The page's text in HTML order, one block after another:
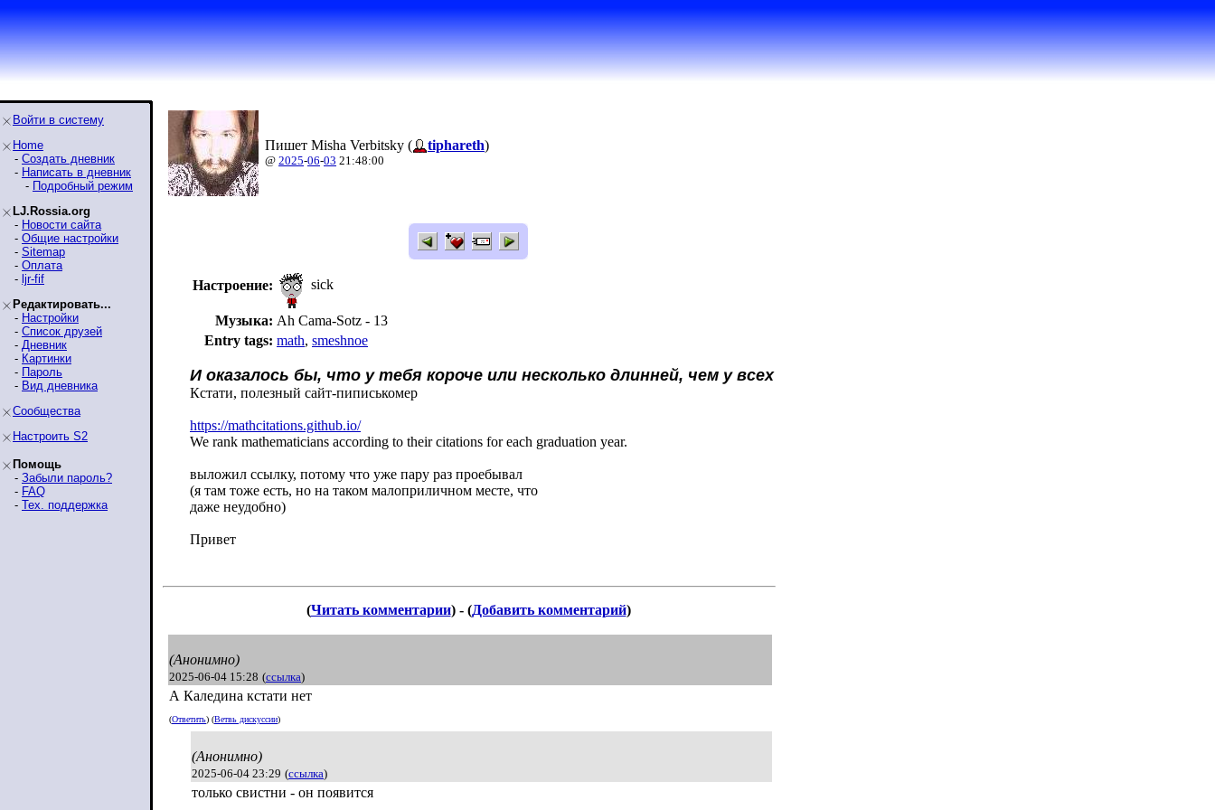
Войти в систему
Home
- Создать дневник
- Написать в дневник
- Подробный режим
LJ.Rossia.org
- Новости сайта
- Общие настройки
- Sitemap
- Оплата
- ljr-fif
Редактировать...
- Настройки
- Список друзей
- Дневник
- Картинки
- Пароль
- Вид дневника
Сообщества
Настроить S2
Помощь
- Забыли пароль?
- FAQ
- Тех. поддержка
Пишет Misha Verbitsky ( tiphareth)
@ 2025-06-03 21:48:00
Настроение: sick
Музыка: Ah Cama-Sotz - 13
Entry tags: math, smeshnoe
И оказалось бы, что у тебя короче или несколько длинней, чем у всех
Кстати, полезный сайт-пиписькомер
https://mathcitations.github.io/
We rank mathematicians according to their citations for each graduation year.
выложил ссылку, потому что уже пару раз проебывал
(я там тоже есть, но на таком малоприличном месте, что
даже неудобно)
Привет
(Читать комментарии) - (Добавить комментарий)
(Анонимно)
2025-06-04 15:28 (ссылка)
А Каледина кстати нет
(Ответить) (Ветвь дискуссии)
(Анонимно)
2025-06-04 23:29 (ссылка)
только свистни - он появится